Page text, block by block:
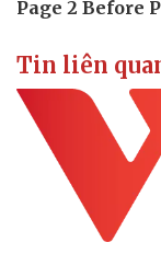
Tin liên